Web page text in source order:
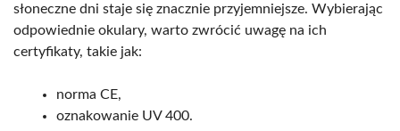
słoneczne dni staje się znacznie przyjemniejsze. Wybierając
odpowiednie okulary, warto zwrócić uwagę na ich
certyfikaty, takie jak:
norma CE,
oznakowanie UV 400.